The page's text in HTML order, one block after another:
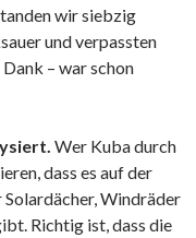
wir siebzig
und verpassten
– war schon
Wer Kuba durch
dass es auf der
Solardächer, Windräder
Richtig ist, dass die